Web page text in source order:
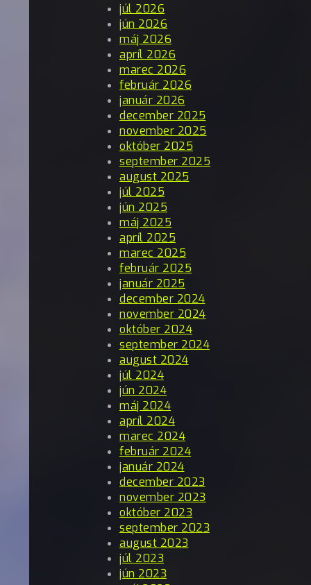
júl 2026
jún 2026
máj 2026
apríl 2026
marec 2026
február 2026
január 2026
december 2025
november 2025
október 2025
september 2025
august 2025
júl 2025
jún 2025
máj 2025
apríl 2025
marec 2025
február 2025
január 2025
december 2024
november 2024
október 2024
september 2024
august 2024
júl 2024
jún 2024
máj 2024
apríl 2024
marec 2024
február 2024
január 2024
december 2023
november 2023
október 2023
september 2023
august 2023
júl 2023
jún 2023